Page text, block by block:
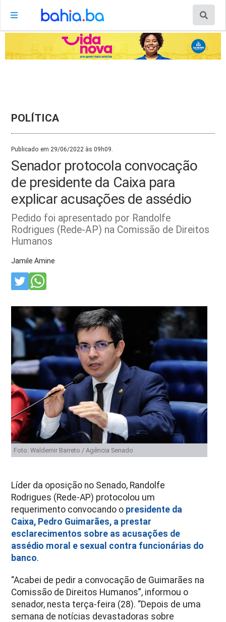
POLÍTICA
Publicado em 29/06/2022 às 09h09.
Senador protocola convocação
de presidente da Caixa para
explicar acusações de assédio
Pedido foi apresentado por Randolfe
Rodrigues (Rede-AP) na Comissão de Direitos
Humanos
Jamile Amine
Foto: Waldemir Barreto / Agência Senado
Líder da oposição no Senado, Randolfe
Rodrigues (Rede-AP) protocolou um
requerimento convocando o presidente da
Caixa, Pedro Guimarães, a prestar
esclarecimentos sobre as acusações de
assédio moral e sexual contra funcionárias do
banco.
“Acabei de pedir a convocação de Guimarães na
Comissão de Direitos Humanos”, informou o
senador, nesta terça-feira (28). “Depois de uma
semana de notícias devastadoras sobre